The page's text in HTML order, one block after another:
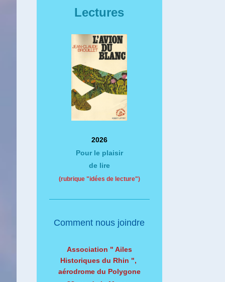
Lectures
2026
Pour le plaisir
de lire
(rubrique "idées de lecture")
Comment nous joindre
Association " Ailes
Historiques du Rhin ",
aérodrome du Polygone